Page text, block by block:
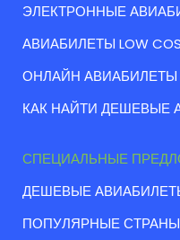
ЭЛЕКТРОННЫЕ
АВИАБИЛЕТЫ LOW
ОНЛАЙН АВИАБИЛЕТЫ
КАК НАЙТИ ДЕШЕВЫЕ
СПЕЦИАЛЬНЫЕ
ДЕШЕВЫЕ
ПОПУЛЯРНЫЕ СТРАНЫ